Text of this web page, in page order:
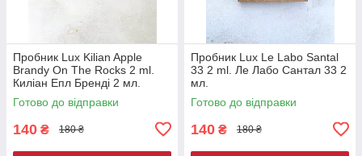
Пробник Lux Kilian Apple
Brandy On The Rocks 2 ml.
Киліан Епл Бренді 2 мл.
Готово до відправки
140 ₴ 180 ₴
Пробник Lux Le Labo Santal
33 2 ml. Ле Лабо Сантал 33 2
мл.
Готово до відправки
140 ₴ 180 ₴